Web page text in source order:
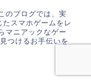
のブログでは、実
スマホゲームをレ
マニアックなゲー
つけるお手伝いを